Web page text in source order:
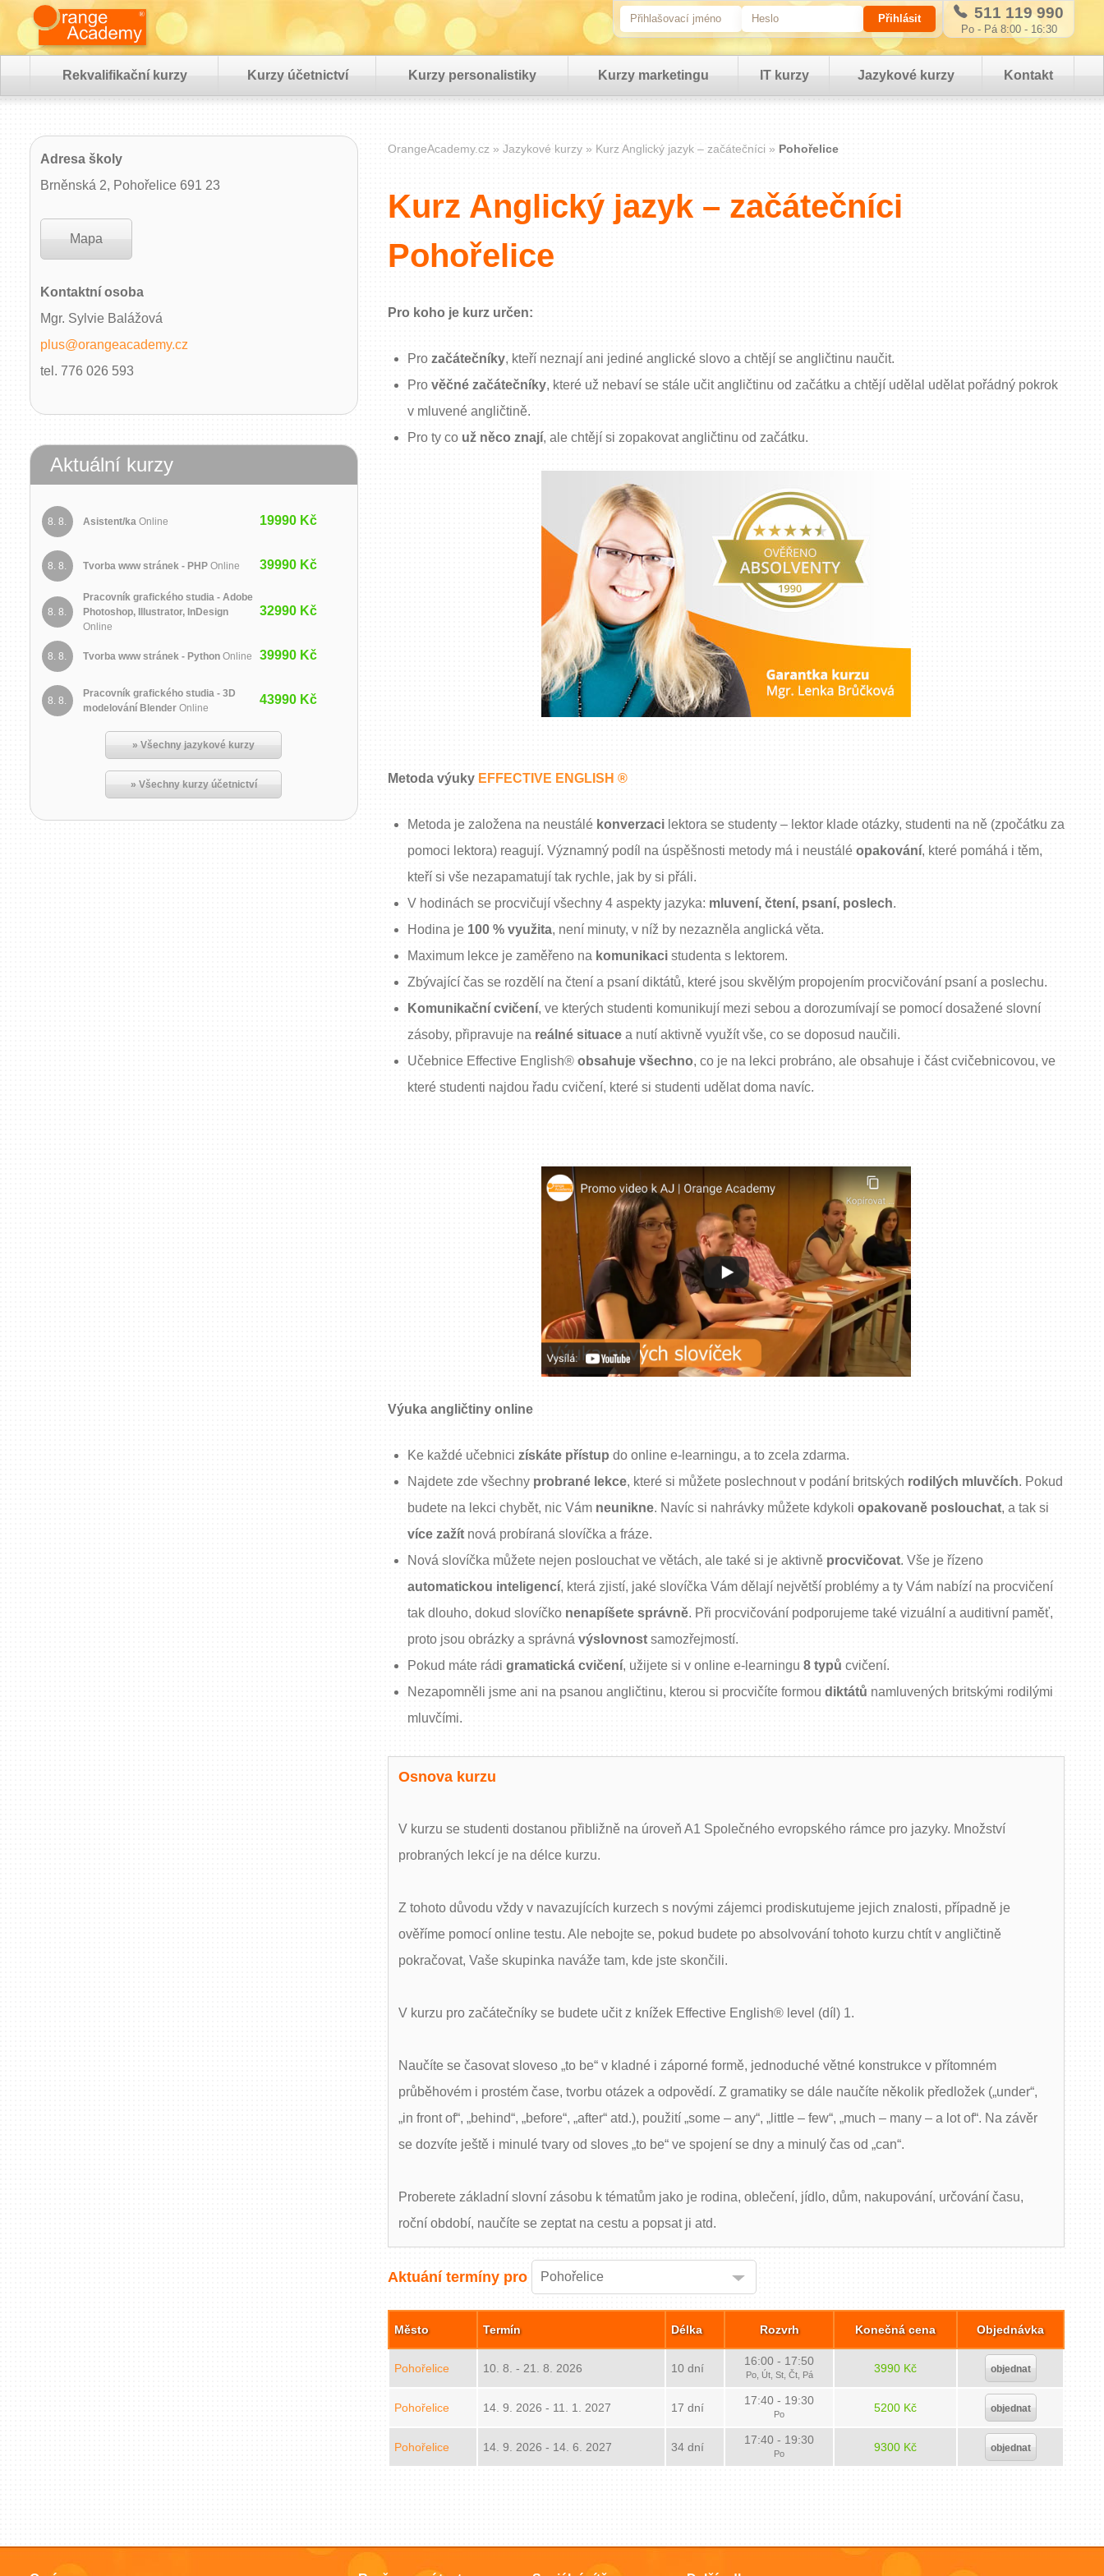
511 119 990
Po - Pá 8:00 - 16:30
Rekvalifikační kurzy Kurzy účetnictví Kurzy personalistiky Kurzy marketingu IT kurzy Jazykové kurzy Kontakt
OrangeAcademy.cz Jazykové kurzy Kurz Anglický jazyk – začátečníci Pohořelice
Kurz Anglický jazyk – začátečníci
Pohořelice
Pro koho je kurz určen:
Pro začátečníky, kteří neznají ani jediné anglické slovo a chtějí se angličtinu naučit.
Pro věčné začátečníky, které už nebaví se stále učit angličtinu od začátku a chtějí udělal udělat pořádný pokrok
v mluvené angličtině.
Pro ty co už něco znají, ale chtějí si zopakovat angličtinu od začátku.
Metoda výuky EFFECTIVE ENGLISH ®
Metoda je založena na neustálé konverzaci lektora se studenty – lektor klade otázky, studenti na ně (zpočátku za
pomoci lektora) reagují. Významný podíl na úspěšnosti metody má i neustálé opakování, které pomáhá i těm,
kteří si vše nezapamatují tak rychle, jak by si přáli.
V hodinách se procvičují všechny 4 aspekty jazyka: mluvení, čtení, psaní, poslech.
Hodina je 100 % využita, není minuty, v níž by nezazněla anglická věta.
Maximum lekce je zaměřeno na komunikaci studenta s lektorem.
Zbývající čas se rozdělí na čtení a psaní diktátů, které jsou skvělým propojením procvičování psaní a poslechu.
Komunikační cvičení, ve kterých studenti komunikují mezi sebou a dorozumívají se pomocí dosažené slovní
zásoby, připravuje na reálné situace a nutí aktivně využít vše, co se doposud naučili.
Učebnice Effective English® obsahuje všechno, co je na lekci probráno, ale obsahuje i část cvičebnicovou, ve
které studenti najdou řadu cvičení, které si studenti udělat doma navíc.
Výuka angličtiny online
Ke každé učebnici získáte přístup do online e-learningu, a to zcela zdarma.
Najdete zde všechny probrané lekce, které si můžete poslechnout v podání britských rodilých mluvčích. Pokud
budete na lekci chybět, nic Vám neunikne. Navíc si nahrávky můžete kdykoli opakovaně poslouchat, a tak si
více zažítnová probíraná slovíčka a fráze.
Nová slovíčka můžete nejen poslouchat ve větách, ale také si je aktivně procvičovat. Vše je řízeno
automatickou inteligencí, která zjistí, jaké slovíčka Vám dělají největší problémy a ty Vám nabízí na procvičení
tak dlouho, dokud slovíčko nenapíšete správně. Při procvičování podporujeme také vizuální a auditivní paměť,
proto jsou obrázky a správná výslovnost samozřejmostí.
Pokud máte rádi gramatická cvičení, užijete si v online e-learningu 8 typů cvičení.
Nezapomněli jsme ani na psanou angličtinu, kterou si procvičíte formou diktátů namluvených britskými rodilými
mluvčími.
Osnova kurzu
V kurzu se studenti dostanou přibližně na úroveň A1 Společného evropského rámce pro jazyky. Množství
probraných lekcí je na délce kurzu.
Z tohoto důvodu vždy v navazujících kurzech s novými zájemci prodiskutujeme jejich znalosti, případně je
ověříme pomocí online testu. Ale nebojte se, pokud budete po absolvování tohoto kurzu chtít v angličtině
pokračovat, Vaše skupinka naváže tam, kde jste skončili.
V kurzu pro začátečníky se budete učit z knížek Effective English® level (díl) 1.
Naučíte se časovat sloveso „to be“ v kladné i záporné formě, jednoduché větné konstrukce v přítomném
průběhovém i prostém čase, tvorbu otázek a odpovědí. Z gramatiky se dále naučíte několik předložek („under“,
„in front of“, „behind“, „before“, „after“ atd.), použití „some – any“, „little – few“, „much – many – a lot of“. Na závěr
se dozvíte ještě i minulé tvary od sloves „to be“ ve spojení se dny a minulý čas od „can“.
Proberete základní slovní zásobu k tématům jako je rodina, oblečení, jídlo, dům, nakupování, určování času,
roční období, naučíte se zeptat na cestu a popsat ji atd.
Aktuání termíny pro Pohořelice
Město Termín Délka Rozvrh Konečná cena Objednávka
Pohořelice 10. 8. - 21. 8. 2026 10 dní
16:00 - 17:50
Po, Út, St, Čt, Pá 3990 Kč objednat
Pohořelice 14. 9. 2026 - 11. 1. 2027 17 dní
17:40 - 19:30
Po 5200 Kč objednat
Pohořelice 14. 9. 2026 - 14. 6. 2027 34 dní
17:40 - 19:30
Po 9300 Kč objednat
Adresa školy
Brněnská 2, Pohořelice 691 23
Mapa
Kontaktní osoba
Mgr. Sylvie Balážová
plus@orangeacademy.cz
tel. 776 026 593
Aktuální kurzy
8. 8. Asistent/ka Online 19990 Kč
8. 8. Tvorba www stránek - PHP Online 39990 Kč
8. 8.
Pracovník grafického studia - Adobe
Photoshop, Illustrator, InDesign
Online
32990 Kč
8. 8. Tvorba www stránek - Python Online 39990 Kč
8. 8.
Pracovník grafického studia - 3D
modelování Blender Online
43990 Kč
» Všechny jazykové kurzy
» Všechny kurzy účetnictví